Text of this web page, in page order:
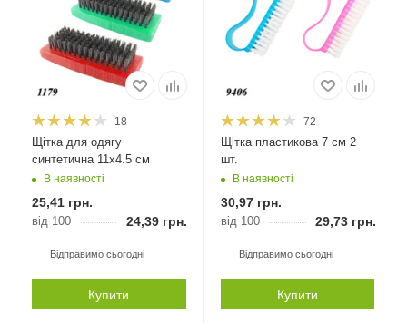
18
Щітка для одягу
синтетична 11х4.5 см
В наявності
25,41 грн.
від 100 24,39 грн.
Відправимо сьогодні
Купити
72
Щітка пластикова 7 см 2
шт.
В наявності
30,97грн.
від 100 29,73грн.
Відправимо сьогодні
Купити